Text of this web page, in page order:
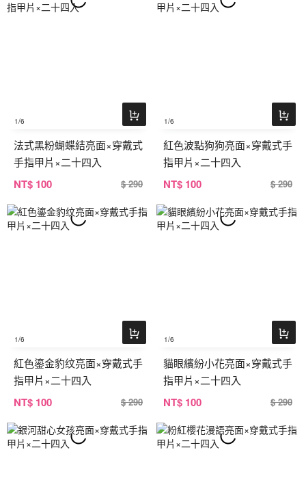
1/6
法式黑粉蝴蝶結亮面×穿戴式
手指甲片×二十四入
NT$ 100 $ 290
1/6
紅色波點狗狗亮面×穿戴式手
指甲片×二十四入
NT$ 100 $ 290
1/6
紅色鎏金豹纹亮面×穿戴式手
指甲片×二十四入
NT$ 100 $ 290
1/6
貓眼繽紛小花亮面×穿戴式手
指甲片×二十四入
NT$ 100 $ 290